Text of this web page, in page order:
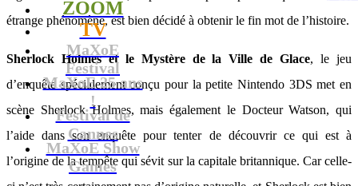
ZOOM
TV
MaXoE
Festival
MaXoE 25 ans
!
Festival de
Cannes
MaXoE Show
Games
étrange phénomène, est bien décidé à obtenir le fin mot de l’histoire.
Sherlock Holmes et le Mystère de la Ville de Glace, le jeu
d’enquête spécialement conçu pour la petite Nintendo 3DS met en
scène Sherlock Holmes, mais également le Docteur Watson, qui
l’aide dans son enquête pour tenter de découvrir ce qui est à
l’origine de la tempête qui sévit sur la capitale britannique. Car celle-